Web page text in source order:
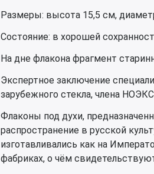
Размеры: высота 15,5 см,
Состояние: в хорошей
На дне флакона фрагмент
Экспертное заключение
зарубежного стекла, члена
Флаконы под духи,
распространение в русской
изготавливались как на
фабриках, о чём